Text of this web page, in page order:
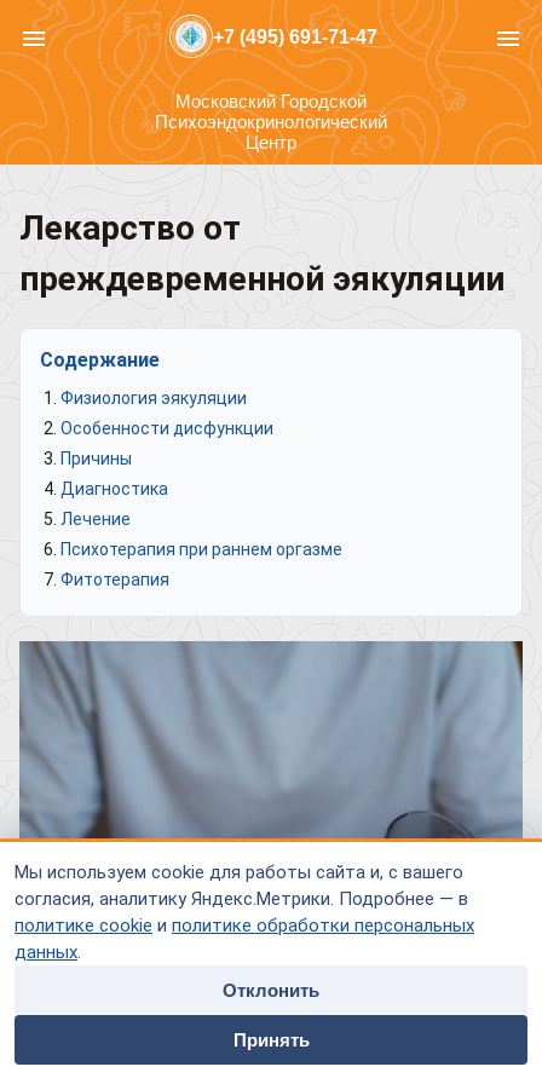
Мы используем cookie для работы сайта и, с вашего
согласия, аналитику Яндекс.Метрики. Подробнее — в
политике cookie и политике обработки персональных
данных.
Отклонить
Принять
home people
Специалисты
payment contacts
menu +7 (495) 691-71-47 menu
Московский Городской
Психоэндокринологический
Центр
Лекарство от
преждевременной эякуляции
Содержание
Физиология эякуляции
Особенности дисфункции
Причины
Диагностика
Лечение
Психотерапия при раннем оргазме
Фитотерапия